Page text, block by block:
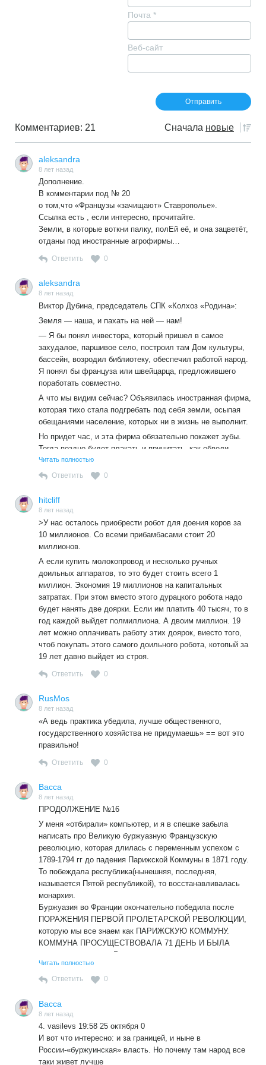
Почта *
Веб-сайт
Комментариев: 21 Сначала новые
aleksandra
8 лет назад
Дополнение.
В комментарии под № 20
о том,что «Французы «зачищают» Ставрополье».
Ссылка есть , если интересно, прочитайте.
Земли, в которые воткни палку, полЕй её, и она зацветёт,
отданы под иностранные агрофирмы…
Ответить 0
aleksandra
8 лет назад
Виктор Дубина, председатель СПК «Колхоз «Родина»:
Земля — наша, и пахать на ней — нам!
— Я бы понял инвестора, который пришел в самое
захудалое, паршивое село, построил там Дом культуры,
бассейн, возродил библиотеку, обеспечил работой народ.
Я понял бы француза или швейцарца, предложившего
поработать совместно.
А что мы видим сейчас? Объявилась иностранная фирма,
которая тихо стала подгребать под себя земли, осыпая
обещаниями население, которых ни в жизнь не выполнит.
Но придет час, и эта фирма обязательно покажет зубы.
Тогда поздно будет плакать и причитать, как обвели
вокруг пальца, да что никто не предупредил, да помогите,
люди добрые! Надо думать и все взвешивать, чтобы
Кто поведется на обещания, увидите, рано или поздно
пожалеет об этом.
Я трезво отношусь к действительности, но при этом
считаю себя патриотом. А потому позиция моя такая: это
наша земля, нам дано на ней жить, работать, растить
детей и внуков. А если эта земля будет кормить
иностранцев, нашей она не будет уже. И родиной считать
ее я тоже не смогу.
Удар ждет не только конкретные хозяйства, но и разорит
село в целом, в первую очередь уничтожит его
социальную базу, разрушит веками складывающиеся
отношения крестьян к земле как к родной кормилице.»
https://www.opengaz.ru/stat/francuzy-zachishchayut-
stavropole
Читать полностью
Ответить 0
hitcliff
8 лет назад
>У нас осталось приобрести робот для доения коров за
10 миллионов. Со всеми прибамбасами стоит 20
миллионов.
А если купить молокопровод и несколько ручных
доильных аппаратов, то это будет стоить всего 1
миллион. Экономия 19 миллионов на капитальных
затратах. При этом вместо этого дурацкого робота надо
будет нанять две доярки. Если им платить 40 тысяч, то в
год каждой выйдет полмиллиона. А двоим миллион. 19
лет можно оплачивать работу этих доярок, виесто того,
чтоб покупать этого самого доильного робота, котопый за
19 лет давно выйдет из строя.
Ответить 0
RusMos
8 лет назад
«А ведь практика убедила, лучше общественного,
государственного хозяйства не придумаешь» == вот это
правильно!
Ответить 0
Васса
8 лет назад
ПРОДОЛЖЕНИЕ №16
У меня «отбирали» компьютер, и я в спешке забыла
написать про Великую буржуазную Французскую
революцию, которая длилась с переменным успехом с
1789-1794 гг до падения Парижской Коммуны в 1871 году.
То побеждала республика(нынешняя, последняя,
называется Пятой республикой), то восстанавливалась
монархия.
Буржуазия во Франции окончательно победила после
ПОРАЖЕНИЯ ПЕРВОЙ ПРОЛЕТАРСКОЙ РЕВОЛЮЦИИ,
которую мы все знаем как ПАРИЖСКУЮ КОММУНУ.
КОММУНА ПРОСУЩЕСТВОВАЛА 71 ДЕНЬ И БЫЛА
жестоко подавлена. Было расстреляно и сослано на
каторгу до
35 000 коммунаров.
возбуждении 19 века жива во французах до сих пор. Они
легки на подъём для протеста десятками и сотнями
тысяч человек.
Конечно, после ликвидации Советского Союза
трудящиеся уже НЕ ДОБИВАЮТСЯ
ПОБЕД,империалисты жмут и дожимают, но ДУХ
Читать полностью
Ответить 0
Васса
8 лет назад
4. vasilevs 19:58 25 октября 0
И вот что интересно: и за границей, и ныне в
России-«буржуинская» власть. Но почему там народ все
таки живет лучше